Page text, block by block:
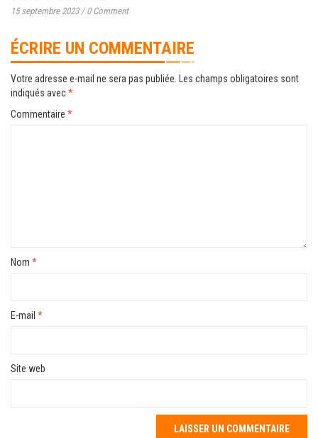
15 septembre 2023 / 0 Comment
ÉCRIRE UN COMMENTAIRE
Votre adresse e-mail ne sera pas publiée.
Les champs obligatoires sont
indiqués avec*
Commentaire *
Nom *
E-mail *
Site web